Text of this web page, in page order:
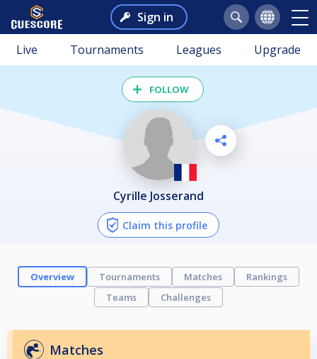
Sign in
Live Tournaments Leagues Upgrade
FOLLOW
Cyrille Josserand
Claim this profile
Overview Tournaments Matches
Rankings
Teams
Challenges
Matches